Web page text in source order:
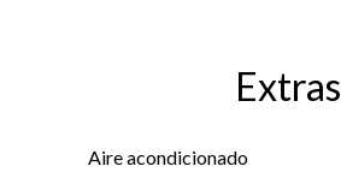
Extras
Aire acondicionado